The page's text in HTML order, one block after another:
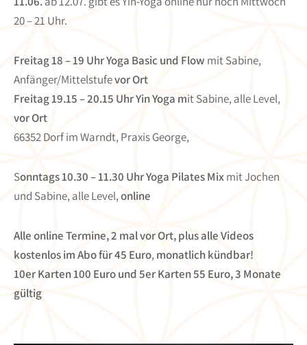
20 – 21 Uhr.
Freitag 18 – 19 Uhr Yoga Basic und Flow mit Sabine,
Anfänger/Mittelstufevor Ort
Freitag 19.15 – 20.15 Uhr Yin Yoga mit Sabine, alle Level,
vor Ort
66352 Dorf im Warndt, Praxis George,
Sonntags 10.30 – 11.30 Uhr Yoga Pilates Mixmit Jochen
und Sabine, alle Level,online
Alle online Termine, 2 mal vor Ort, plus alle Videos
kostenlos im Abo für 45 Euro,monatlich kündbar!
10er Karten 100 Euro und 5er Karten 55 Euro, 3 Monate
gültig